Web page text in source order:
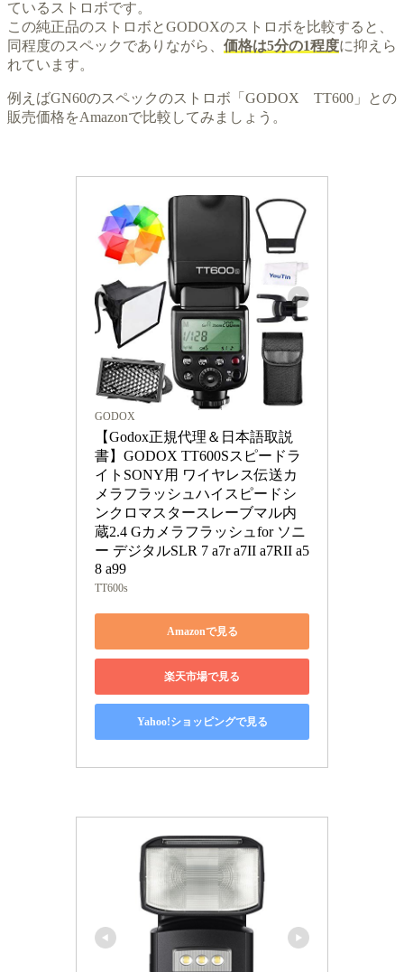
ているストロボです。
この純正品のストロボとGODOXのストロボを比較すると、
同程度のスペックでありながら、 価格は5分の1程度に抑えら
れています。
例えばGN60のスペックのストロボ「GODOX TT600」との
販売価格をAmazonで比較してみましょう。
GODOX
【Godox正規代理＆日本語取説
書】GODOX TT600Sスピードラ
イトSONY用 ワイヤレス伝送カ
メラフラッシュハイスピードシ
ンクロマスタースレーブマル内
蔵2.4 Gカメラフラッシュfor ソニ
ー デジタルSLR 7 a7r a7II a7RII a5
8 a99
TT600s
Amazonで見る
楽天市場で見る
Yahoo!ショッピングで見る